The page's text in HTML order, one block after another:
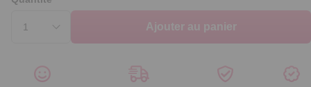
Ajouter au panier